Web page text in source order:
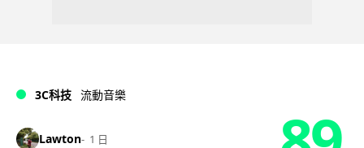
3C科技 流動音樂
Lawton 1 日